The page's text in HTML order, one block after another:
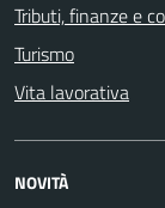
Tributi, finanze e
Turismo
Vita lavorativa
NOVITÀ